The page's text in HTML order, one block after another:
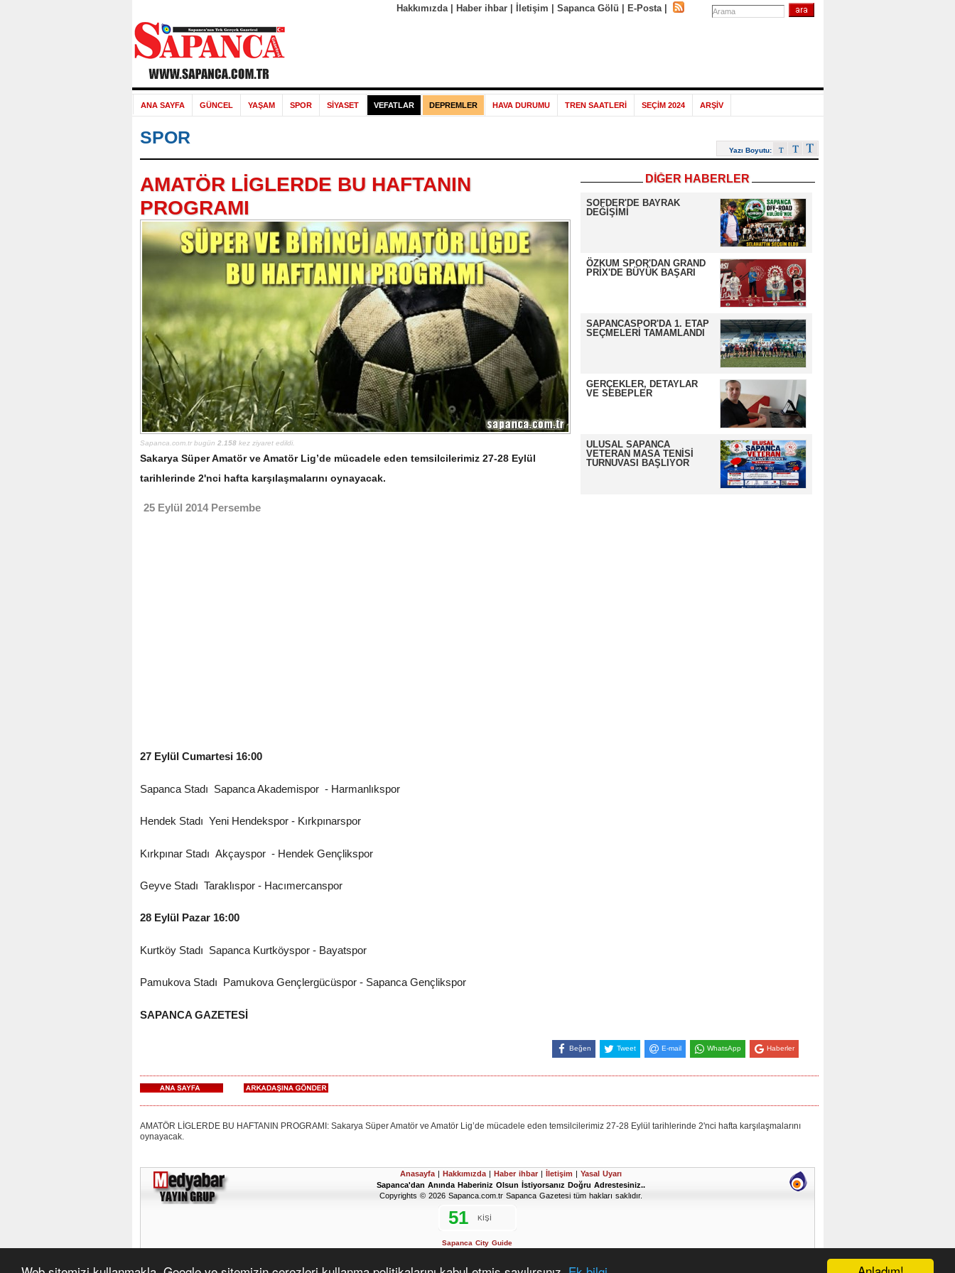
Hakkımızda| Haber ihbar| İletişim Sapanca Gölü E-Posta|
ANA SAYFA GÜNCEL YAŞAM SPOR SİYASET VEFATLAR DEPREMLER HAVA DURUMU TREN SAATLERİ SEÇİM 2024 ARŞİV
SPOR
Yazı Boyutu:
DİĞER HABERLER
SOFDER'DE BAYRAK
DEĞİŞİMİ
ÖZKUM SPOR'DAN GRAND
PRİX'DE BÜYÜK BAŞARI
SAPANCASPOR'DA 1. ETAP
SEÇMELERİ TAMAMLANDI
GERÇEKLER, DETAYLAR
VE SEBEPLER
ULUSAL SAPANCA
VETERAN MASA TENİSİ
TURNUVASI BAŞLIYOR
AMATÖR LİGLERDE BU HAFTANIN
PROGRAMI
Sapanca.com.tr bugün 2.158kez ziyaret edildi.
Sakarya Süper Amatör ve Amatör Lig’de mücadele eden temsilcilerimiz 27-28 Eylül
tarihlerinde 2'nci hafta karşılaşmalarını oynayacak.
25 Eylül 2014 Persembe
27 Eylül Cumartesi 16:00
Sapanca Stadı Sapanca Akademispor - Harmanlıkspor
Hendek Stadı Yeni Hendekspor - Kırkpınarspor
Kırkpınar Stadı Akçayspor - Hendek Gençlikspor
Geyve Stadı Taraklıspor - Hacımercanspor
28 Eylül Pazar 16:00
Kurtköy Stadı Sapanca Kurtköyspor - Bayatspor
Pamukova Stadı Pamukova Gençlergücüspor - Sapanca Gençlikspor
SAPANCA GAZETESİ
Beğen Tweet E-mail WhatsApp Haberler
AMATÖR LİGLERDE BU HAFTANIN PROGRAMI: Sakarya Süper Amatör ve Amatör Lig’de mücadele eden temsilcilerimiz 27-28 Eylül tarihlerinde 2'nci hafta karşılaşmalarını
oynayacak.
Anasayfa | Hakkımızda | Haber ihbar | İletişim | Yasal Uyarı
Sapanca'dan Anında Haberiniz Olsun İstiyorsanız Doğru Adrestesiniz..
Copyrights © 2026 Sapanca.com.tr Sapanca Gazetesi tüm hakları saklıdır.
Sapanca City Guide